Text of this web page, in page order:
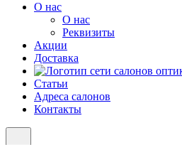
О нас
О нас
Реквизиты
Акции
Доставка
Статьи
Адреса салонов
Контакты